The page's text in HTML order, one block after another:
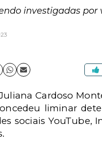
investigadas
Cardoso
liminar
sociais YouTube,